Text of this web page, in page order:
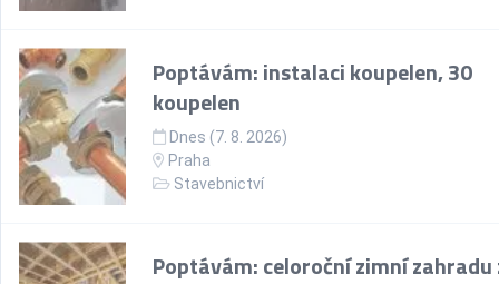
Poptávám: instalaci koupelen, 30
koupelen
Dnes (7. 8. 2026)
Praha
Stavebnictví
Poptávám: celoroční zimní zahradu